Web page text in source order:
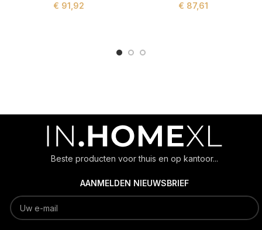
€ 91,92
€ 87,61
Beste producten voor thuis en op kantoor...
AANMELDEN NIEUWSBRIEF